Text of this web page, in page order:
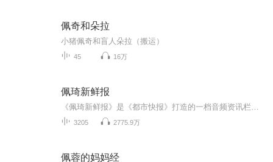
佩奇和朵拉
小猪佩奇和盲人朵拉（搬运）
45 16万
佩琦新鲜报
3205 2775.9万
佩蓉的妈妈经